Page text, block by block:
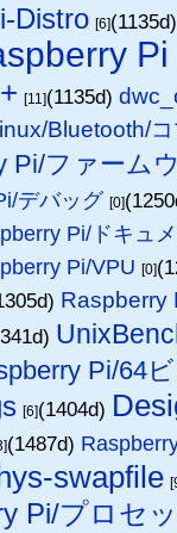
Distro [6]
[11](1135d)
Bluetooth/
Pi/ファーム
デバッグ [0]
Pi/ドキュ
Pi/VPU [0]
Raspberry
Pi/64
[6](1404d)
(1487d)
swapfile
Pi/プロセ